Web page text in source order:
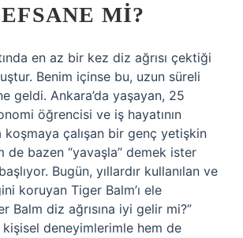
MI?
en az bir kez diz ağrısı çektiği
Benim içinse bu, uzun süreli
geldi. Ankara’da yaşayan, 25
öğrencisi ve iş hayatının
koşmaya çalışan bir genç yetişkin
de bazen “yavaşla” demek ister
Bugün, yıllardır kullanılan ve
koruyan Tiger Balm’ı ele
Balm diz ağrısına iyi gelir mi?”
kişisel deneyimlerimle hem de